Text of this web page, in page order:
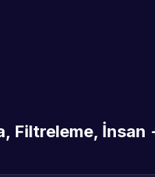
Filtreleme, İnsan